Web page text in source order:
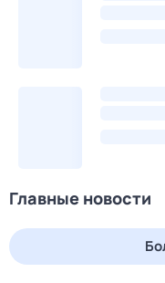
Главные новости